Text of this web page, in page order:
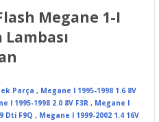
Megane 1-I
Parça , Megane I 1995-1998 1.6 8V
I 1995-1998 2.0 8V F3R , Megane I
Dti F9Q , Megane I 1999-2002 1.4 16V